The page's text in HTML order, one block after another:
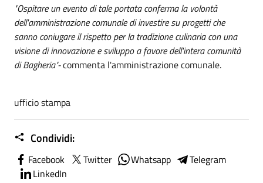
"Ospitare un evento di tale portata conferma la volontà
dell'amministrazione comunale di investire su progetti che
sanno coniugare il rispetto per la tradizione culinaria con una
visione di innovazione e sviluppo a favore dell'intera comunità
di Bagheria"-commenta l'amministrazione comunale.
ufficio stampa
Condividi:
Facebook Twitter Whatsapp
Telegram
LinkedIn